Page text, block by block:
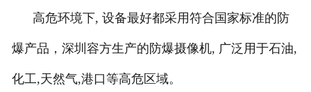
高危环境下, 设备最好都采用符合国家标准的防
爆产品，深圳容方生产的防爆摄像机, 广泛用于石油,
化工,天然气,港口等高危区域。